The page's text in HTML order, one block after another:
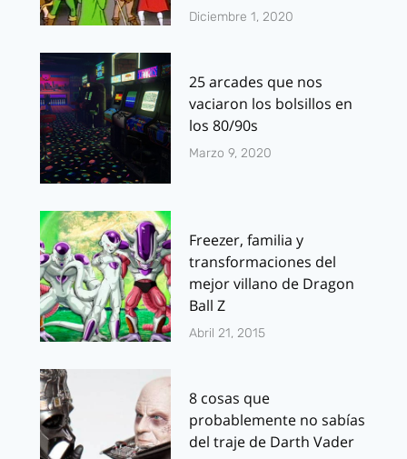
Diciembre 1, 2020
25 arcades que nos
vaciaron los bolsillos en
los 80/90s
Marzo 9, 2020
Freezer, familia y
transformaciones del
mejor villano de Dragon
Ball Z
Abril 21, 2015
8 cosas que
probablemente no sabías
del traje de Darth Vader